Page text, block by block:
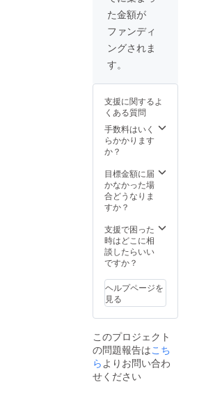
乗りま
す」 上
記2点に
ついて
同意し
↑ ↑ ↑ ↑
↑
写真を
送付し
ます」
「当電
動キッ
原動機
付自転
車（原
付1種）
である
という
た上
で、道
路交通
安全に
乗りま
す」 上
記2点に
同意し
ます。
↑ ↑ ↑ ↑
↑ ↑ ↑ ↑
てくだ
さい。
↓ ↓ ↓ ↓
↓ ↓ ↓ ↓
↓ 「当
トの 支
援者 で
ある私
は、事
前にナ
ンバー
と、自
賠責保
険へ加
へ確認
写真を
送付し
ます」
動キッ
クボー
ドは、
原動機
車（原
付1種）
である
という
報は厳
守いた
しま
す。
※ 下記
みいた
だき、
ご理解
の上、
ご同意
される
記の文
章を
【備考
＆ペー
ストし
てくだ
さい。
↓ ↓ ↓ ↓
↓ 「当
プロ
ジェク
援者 で
ある私
は、事
前にナ
律上、
原動機
付自転
車（原
付1種）
※ 【備
考欄】
の記載
がない
と支援
ができ
た製品
をお送
りする
せん。
個人情
報は厳
守いた
す。
※ 下記
の文章
をお読
だき、
ご理解
の上、
ご同意
S10
PLUSに
興味を
持ちご
支援い
へ、下
記を必
ずお読
みくだ
さい＞
MANTI
公道仕
様の電
動キッ
す。法
律上、
原動機
付自転
付1種）
となり
ます。
※ 【備
の記載
がない
と支援
ができ
の方は
このオ
プショ
ンを購
入する
せん。
ご注意
くださ
い。
搭載の
ため航
空便の
み利用
とな
ますが
送料の
ご負担
をお願
いして
おりま
該当地
域にお
届けの
場合、
ターン
の購入
を確認
できな
キャン
セルと
させて
いただ
がござ
いま
す。 ※
本オプ
ション
た金額が
ファンディ
ングされま
す。
支援に関するよ
くある質問
手数料はいく
らかかります
か？
目標金額に届
かなかった場
合どうなりま
すか？
支援で困った
時はどこに相
談したらいい
ですか？
ヘルプページを
見る
このプロジェクト
の問題報告はこち
ら よりお問い合わ
せください